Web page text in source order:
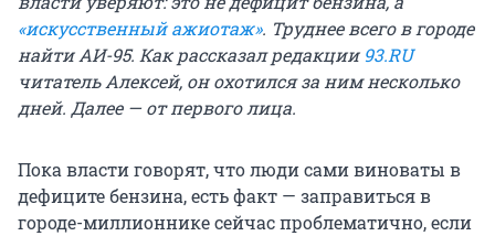
«искусственный ажиотаж». Труднее всего в городе
найти АИ-95. Как рассказал редакции 93.RU
читатель Алексей, он охотился за ним несколько
дней. Далее — от первого лица.
Пока власти говорят, что люди сами виноваты в
дефиците бензина, есть факт — заправиться в
городе-миллионнике сейчас проблематично, если